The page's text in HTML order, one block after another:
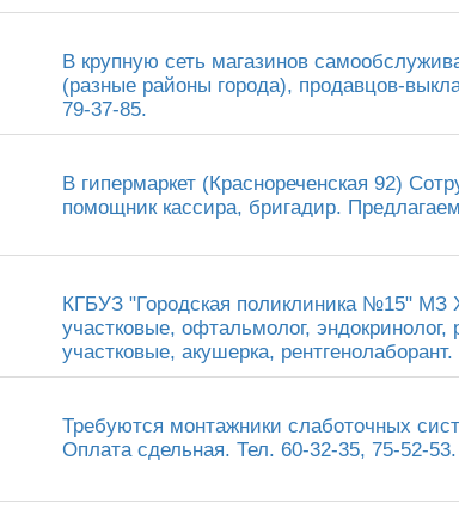
В крупную сеть магазинов
(разные районы города), продавцов-
79-37-85.
В гипермаркет (Краснореченская 92)
помощник кассира, бригадир.
КГБУЗ "Городская поликлиника №15" МЗ
участковые, офтальмолог, эндокринолог,
участковые, акушерка, рентгенолаборант.
Требуются монтажники слаботочных
Оплата сдельная. Тел. 60-32-35, 75-52-53.